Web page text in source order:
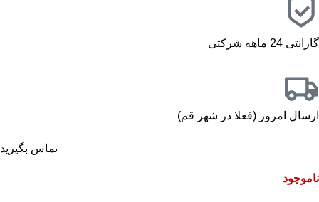
گارانتی 24 ماهه شرکتی
ارسال امروز (فعلا در شهر قم)
تماس بگیرید
ناموجود